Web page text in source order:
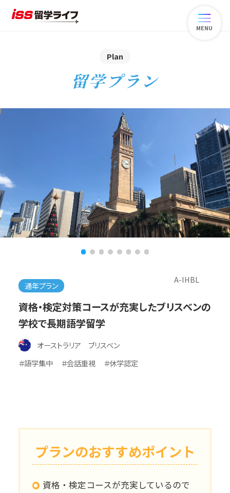
MENU
Plan
留学プラン
通年プラン
資格・検定対策コースが充実したブリスベンの
学校で長期語学留学
オーストラリア ブリスベン
＃語学集中
＃会話重視 ＃休学認定
A-IHBL
プランのおすすめポイント
資格・検定コースが充実しているので